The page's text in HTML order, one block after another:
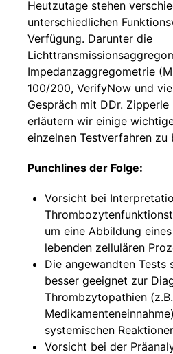
Heutzutage stehen
unterschiedlichen
Verfügung. Darunter die
Impedanzaggregometrie
100/200, VerifyNow und
Gespräch mit DDr. Zipperle
erläutern wir einige
einzelnen Testverfahren zu
Punchlines der Folge:
Vorsicht bei
um eine Abbildung
lebenden zellulären
Die angewandten Tests
besser geeignet zur
Thrombzytopathien (z.B.
systemischen
Vorsicht bei der